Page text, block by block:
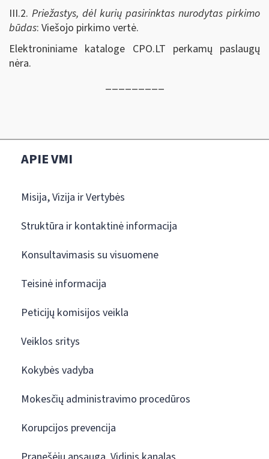
III.2. Priežastys, dėl kurių pasirinktas nurodytas pirkimo
būdas: Viešojo pirkimo vertė.
Elektroniniame kataloge CPO.LT perkamų paslaugų
nėra.
APIE VMI
Misija, Vizija ir Vertybės
Struktūra ir kontaktinė informacija
Konsultavimasis su visuomene
Teisinė informacija
Peticijų komisijos veikla
Veiklos sritys
Kokybės vadyba
Mokesčių administravimo procedūros
Korupcijos prevencija